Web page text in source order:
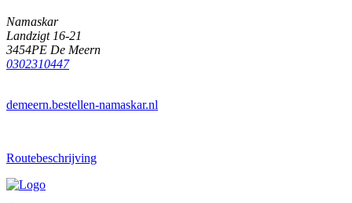
Namaskar
Landzigt 16-21
3454PE De Meern
0302310447
demeern.bestellen-namaskar.nl
Routebeschrijving